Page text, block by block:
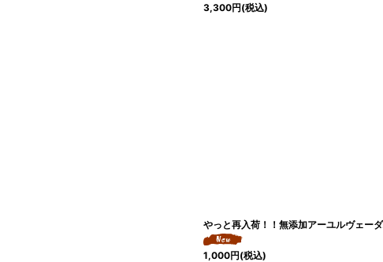
3,300円(税込)
やっと再入荷！！無添加アーユルヴェー
1,000円(税込)